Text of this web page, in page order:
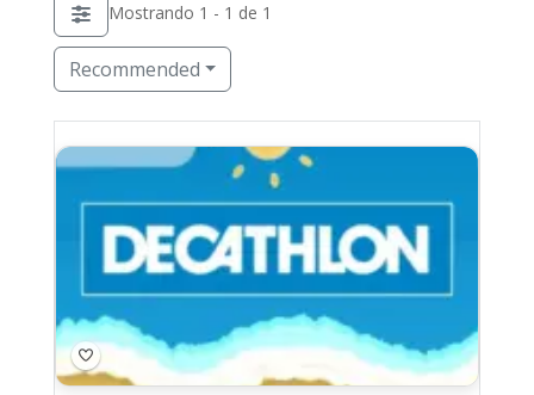
Mostrando 1 - 1 de 1
Recommended